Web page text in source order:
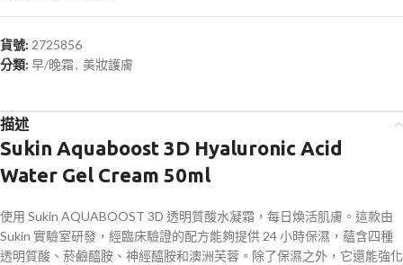
貨號: 2725856
分類: 早/晚霜, 美妝護膚
描述
Sukin Aquaboost 3D Hyaluronic Acid
Water Gel Cream 50ml
使用 Sukin AQUABOOST 3D 透明質酸水凝霜，每日煥活肌膚。這款由
Sukin 實驗室研發，經臨床驗證的配方能夠提供 24 小時保濕，蘊含四種
透明質酸、菸鹼醯胺、神經醯胺和澳洲芙蓉。除了保濕之外，它還能強化